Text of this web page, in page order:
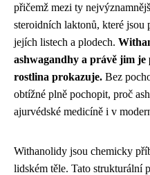
přičemž mezi ty
steroidních laktonů, které
jejích listech a plodech.
ashwagandhy a právě jim
rostlina prokazuje. Bez
obtížné plně pochopit, proč
ajurvédské medicíně i v
Withanolidy jsou chemicky
lidském těle. Tato strukturální